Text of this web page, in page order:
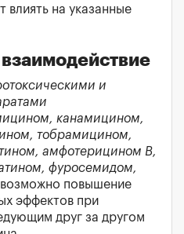
влиять на указанные
взаимодействие
и
канамицином,
тобрамицином,
амфотерицином В,
фуросемидом,
возможно повышение
эффектов при
друг за другом